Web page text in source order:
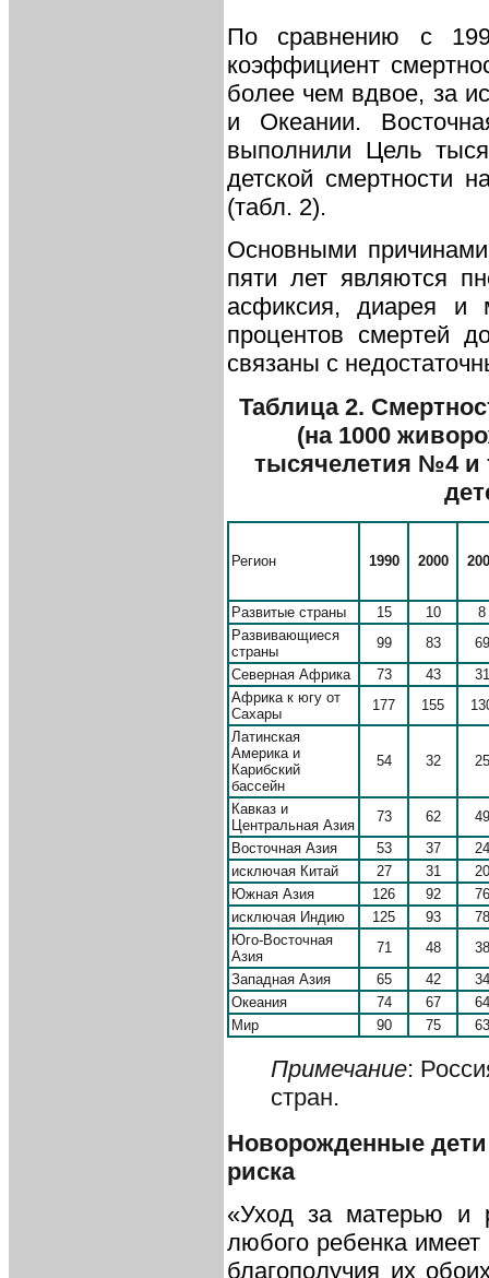
По сравнению с
коэффициент
более чем вдвое, за
и Океании.
выполнили Цель
детской смертности
(табл. 2).
Основными
пяти лет являются
асфиксия, диарея
процентов смертей
связаны с
Таблица 2.
(на 1000
тысячелетия №4 и
Регион 1990 2000
Развитые страны 15 10
8
Развивающиеся
страны
99 83
69
Северная Африка
73 43
31
Африка к югу от
Сахары
177 155
Латинская
Америка и
Карибский
бассейн
54 32 25
Кавказ и
Центральная Азия
73 62
49
Восточная Азия
53 37
24
исключая Китай
27 31
20
Южная Азия
126 92
76
исключая Индию
125 93
78
Юго-Восточная
Азия
71 48
38
Западная Азия
65 42
34
Океания
74 67
64
Мир
90 75 63
Примечание:
стран.
Новорожденные
риска
«Уход за матерью и
любого ребенка
благополучия их